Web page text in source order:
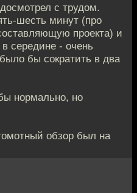
с трудом.
шесть минут (про
проекта) и
середине - очень
бы сократить в два
нормально, но
обзор был на